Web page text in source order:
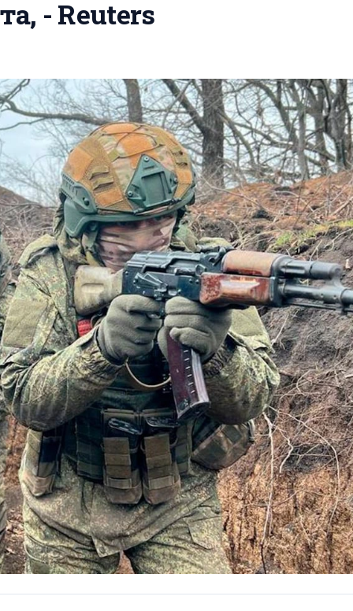
- Reuters